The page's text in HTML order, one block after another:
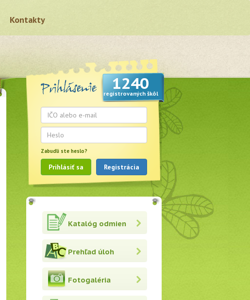
Kontakty
1240
registrovaných škôl
Zabudli ste heslo?
Prihlásiť sa Registrácia
Katalóg odmien
Prehľad úloh
Fotogaléria